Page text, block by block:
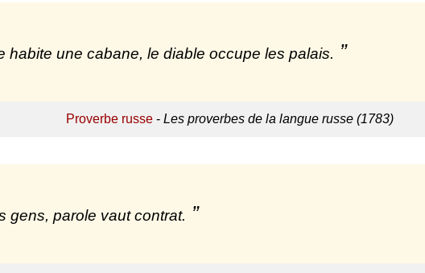
habite une cabane, le diable occupe les palais.
Proverbe russe - Les proverbes de la langue russe (1783)
gens, parole vaut contrat.